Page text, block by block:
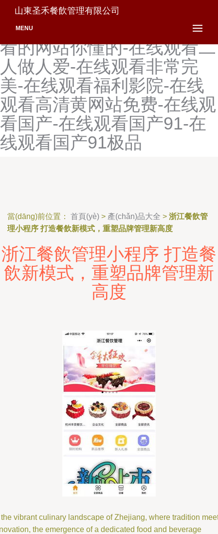
在线观看的免费视频网站-在
线观看的网站2025-在线观
看的网站你懂的-在线观看二
人做人爱-在线观看非常完
美-在线观看福利影院-在线
观看高清黄网站免费-在线观
看国产-在线观看国产91-在
线观看国产91极品
山東圣禾餐飲管理有限公司
MENU
當(dāng)前位置： 首頁(yè) > 產(chǎn)品大全 > 浙江餐飲管
理小程序 打造餐飲新模式，重塑品牌管理新高度
浙江餐飲管理小程序 打造餐
飲新模式，重塑品牌管理新
高度
vibrant culinary landscape of Zhejiang, where tradition
the emergence of a dedicated food and beverage